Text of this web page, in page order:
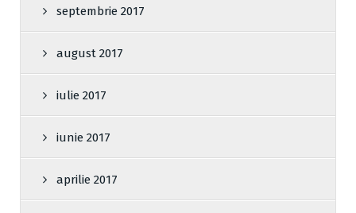
septembrie 2017
august 2017
iulie 2017
iunie 2017
aprilie 2017